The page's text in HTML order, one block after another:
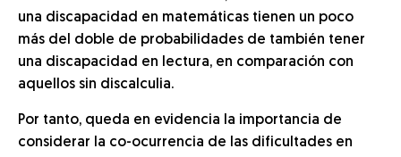
una discapacidad en matemáticas tienen un poco
más del doble de probabilidades de también tener
una discapacidad en lectura, en comparación con
aquellos sin discalculia.
Por tanto, queda en evidencia la importancia de
considerar la co-ocurrencia de las dificultades en